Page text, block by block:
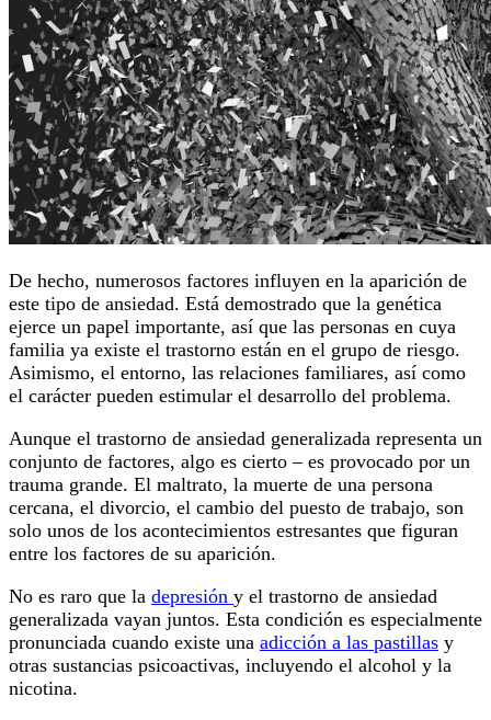
De hecho, numerosos factores influyen en la aparición de
este tipo de ansiedad. Está demostrado que la genética
ejerce un papel importante, así que las personas en cuya
familia ya existe el trastorno están en el grupo de riesgo.
Asimismo, el entorno, las relaciones familiares, así como
el carácter pueden estimular el desarrollo del problema.
Aunque el trastorno de ansiedad generalizada representa un
conjunto de factores, algo es cierto – es provocado por un
trauma grande. El maltrato, la muerte de una persona
cercana, el divorcio, el cambio del puesto de trabajo, son
solo unos de los acontecimientos estresantes que figuran
entre los factores de su aparición.
No es raro que la depresión y el trastorno de ansiedad
generalizada vayan juntos. Esta condición es especialmente
pronunciada cuando existe una adicción a las pastillas y
otras sustancias psicoactivas, incluyendo el alcohol y la
nicotina.